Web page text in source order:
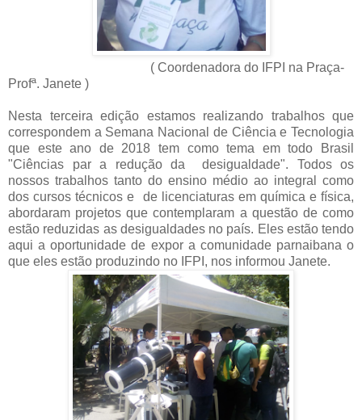
( Coordenadora do IFPI na Praça-
Profª. Janete )
Nesta terceira edição estamos realizando trabalhos que
correspondem a Semana Nacional de Ciência e Tecnologia
que este ano de 2018 tem como tema em todo Brasil
"Ciências par a redução da desigualdade". Todos os
nossos trabalhos tanto do ensino médio ao integral como
dos cursos técnicos e de licenciaturas em química e física,
abordaram projetos que contemplaram a questão de como
estão reduzidas as desigualdades no país. Eles estão tendo
aqui a oportunidade de expor a comunidade parnaibana o
que eles estão produzindo no IFPI, nos informou Janete.